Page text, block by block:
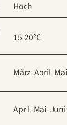
Hoch
15-20°C
März April Mai
April Mai Juni